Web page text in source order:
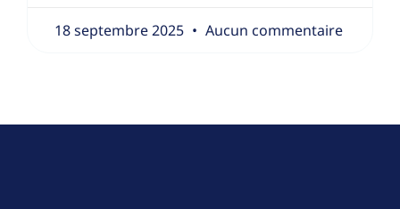
18 septembre 2025 Aucun commentaire